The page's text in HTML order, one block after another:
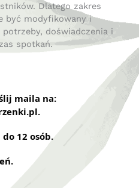
Dlatego zakres
być modyfikowany i
doświadczenia i
spotkań.
maila na:
12 osób.